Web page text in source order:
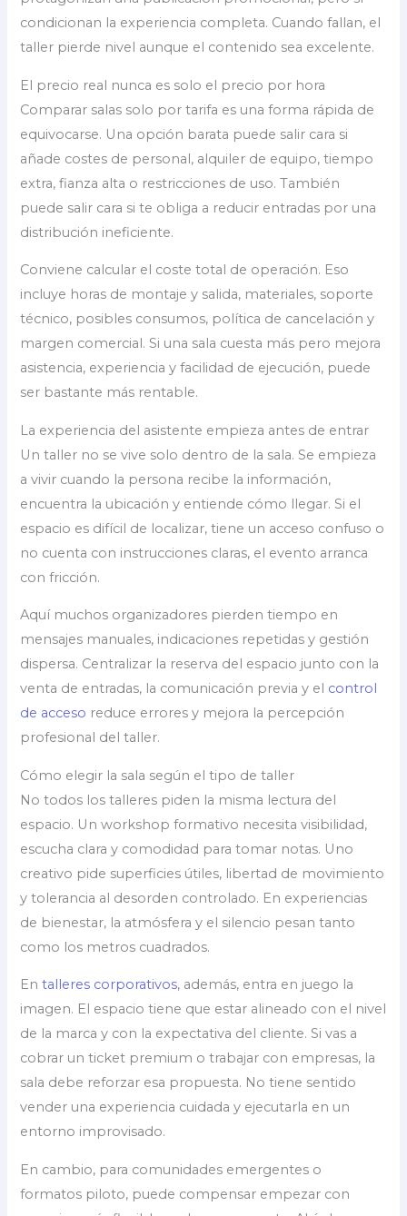
condicionan la experiencia completa. Cuando fallan, el
taller pierde nivel aunque el contenido sea excelente.
El precio real nunca es solo el precio por hora
Comparar salas solo por tarifa es una forma rápida de
equivocarse. Una opción barata puede salir cara si
añade costes de personal, alquiler de equipo, tiempo
extra, fianza alta o restricciones de uso. También
puede salir cara si te obliga a reducir entradas por una
distribución ineficiente.
Conviene calcular el coste total de operación. Eso
incluye horas de montaje y salida, materiales, soporte
técnico, posibles consumos, política de cancelación y
margen comercial. Si una sala cuesta más pero mejora
asistencia, experiencia y facilidad de ejecución, puede
ser bastante más rentable.
La experiencia del asistente empieza antes de entrar
Un taller no se vive solo dentro de la sala. Se empieza
a vivir cuando la persona recibe la información,
encuentra la ubicación y entiende cómo llegar. Si el
espacio es difícil de localizar, tiene un acceso confuso o
no cuenta con instrucciones claras, el evento arranca
con fricción.
Aquí muchos organizadores pierden tiempo en
mensajes manuales, indicaciones repetidas y gestión
dispersa. Centralizar la reserva del espacio junto con la
venta de entradas, la comunicación previa y el control
de acceso reduce errores y mejora la percepción
profesional del taller.
Cómo elegir la sala según el tipo de taller
No todos los talleres piden la misma lectura del
espacio. Un workshop formativo necesita visibilidad,
escucha clara y comodidad para tomar notas. Uno
creativo pide superficies útiles, libertad de movimiento
y tolerancia al desorden controlado. En experiencias
de bienestar, la atmósfera y el silencio pesan tanto
como los metros cuadrados.
Entalleres corporativos, además, entra en juego la
imagen. El espacio tiene que estar alineado con el nivel
de la marca y con la expectativa del cliente. Si vas a
cobrar un ticket premium o trabajar con empresas, la
sala debe reforzar esa propuesta. No tiene sentido
vender una experiencia cuidada y ejecutarla en un
entorno improvisado.
En cambio, para comunidades emergentes o
formatos piloto, puede compensar empezar con